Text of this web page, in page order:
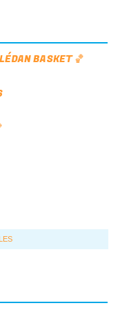
BASKET 🏀